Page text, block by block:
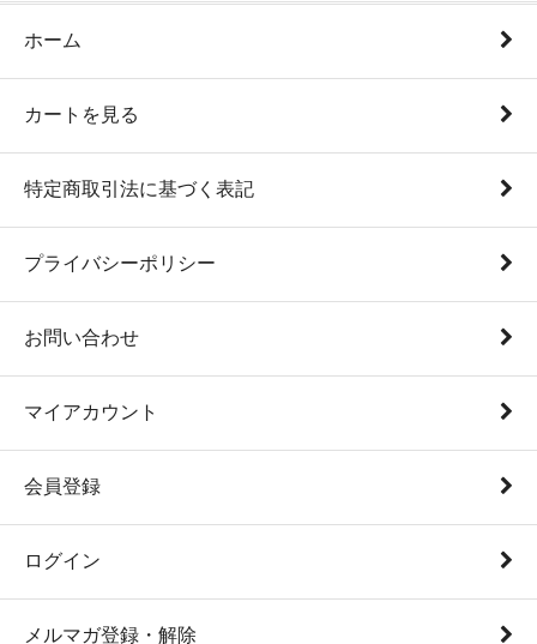
ホーム
カートを見る
特定商取引法に基づく表記
プライバシーポリシー
お問い合わせ
マイアカウント
会員登録
ログイン
メルマガ登録・解除